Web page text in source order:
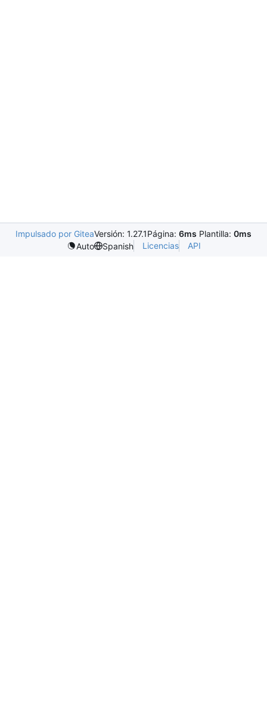
Impulsado por GiteaVersión: 1.27.1Página: 6ms Plantilla: 0ms
Auto
Spanish Licencias API